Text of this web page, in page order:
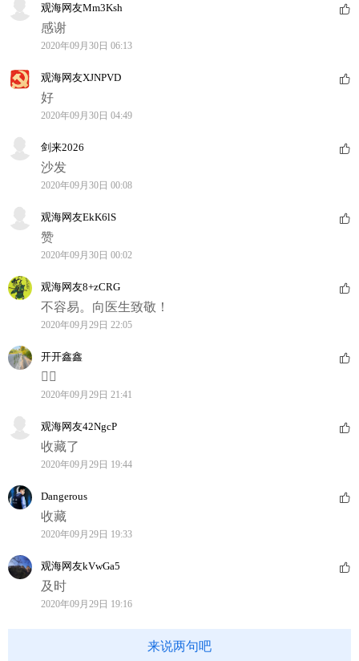
观海网友Mm3Ksh
感谢
2020年09月30日 06:13
观海网友XJNPVD
好
2020年09月30日 04:49
剑来2026
沙发
2020年09月30日 00:08
观海网友EkK6lS
赞
2020年09月30日 00:02
观海网友8+zCRG
不容易。向医生致敬！
2020年09月29日 22:05
开开鑫鑫
👍🏻
2020年09月29日 21:41
观海网友42NgcP
收藏了
2020年09月29日 19:44
Dangerous
收藏
2020年09月29日 19:33
观海网友kVwGa5
及时
2020年09月29日 19:16
来说两句吧